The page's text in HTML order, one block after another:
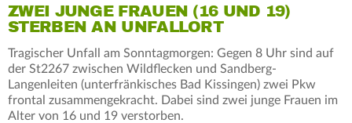
ZWEI JUNGE FRAUEN (16 UND 19)
STERBEN AN UNFALLORT
Tragischer Unfall am Sonntagmorgen: Gegen 8 Uhr sind auf
der St2267 zwischen Wildflecken und Sandberg-
Langenleiten (unterfränkisches Bad Kissingen) zwei Pkw
frontal zusammengekracht. Dabei sind zwei junge Frauen im
Alter von 16 und 19 verstorben.